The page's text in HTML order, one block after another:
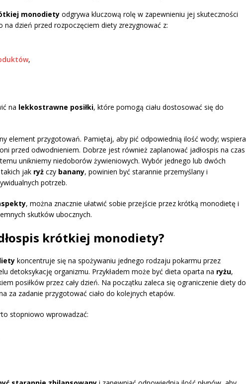
monodiety odgrywa kluczową rolę w zapewnieniu jej skuteczności
na dzień przed rozpoczęciem diety zrezygnować z:
,
na lekkostrawne posiłki, które pomogą ciału dostosować się do
element przygotowań. Pamiętaj, aby pić odpowiednią ilość wody; wspiera
przed odwodnieniem. Dobrze jest również zaplanować jadłospis na czas
unikniemy niedoborów żywieniowych. Wybór jednego lub dwóch
jak ryż czy banany, powinien być starannie przemyślany i
potrzeb.
, można znacznie ułatwić sobie przejście przez krótką monodietę i
skutków ubocznych.
krótkiej monodiety?
koncentruje się na spożywaniu jednego rodzaju pokarmu przez
detoksykację organizmu. Przykładem może być dieta oparta na ryżu,
posiłków przez cały dzień. Na początku zaleca się ograniczenie diety do
za zadanie przygotować ciało do kolejnych etapów.
stopniowo wprowadzać: